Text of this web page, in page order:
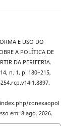
E USO DO
A POLÍTICA DE
DA PERIFERIA.
n. 1, p. 180–215,
conexaopol
em: 8 ago. 2026.